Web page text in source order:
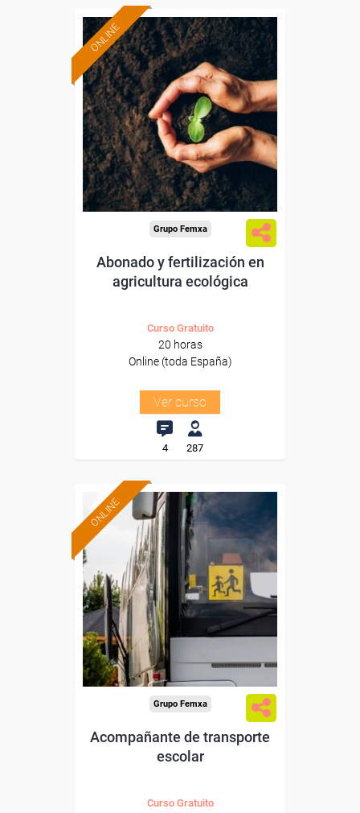
ONLINE
Formación 100%
subvencionada.
Para desempleados,
trabajadores y autónomos.
Sector
-Agricultura y Ganadería.
Grupo Femxa
Abonado y fertilización en
agricultura ecológica
Curso Gratuito
20 horas
Online (toda España)
Ver curso
4 287
ONLINE
Formación 100%
subvencionada.
Para desempleados,
trabajadores y autónomos.
Sector
-Transporte y Logística.
Grupo Femxa
Acompañante de transporte
escolar
Curso Gratuito